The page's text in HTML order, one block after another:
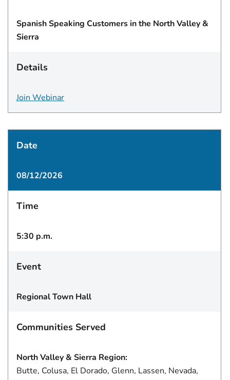
Spanish Speaking Customers in the North Valley &
Sierra
Details
Join Webinar
Date
08/12/2026
Time
5:30 p.m.
Event
Regional Town Hall
Communities Served
North Valley & Sierra Region:
Butte, Colusa, El Dorado, Glenn, Lassen, Nevada,